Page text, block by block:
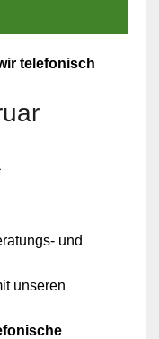
telefonisch
und
unseren